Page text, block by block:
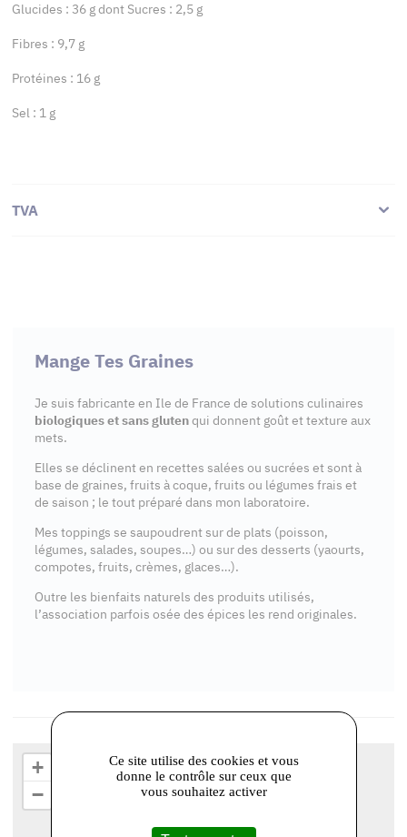
Glucides : 36 g dont Sucres : 2,5 g
Fibres : 9,7 g
Protéines : 16 g
Sel : 1 g
TVA
Mange Tes Graines
Je suis fabricante en Ile de France de solutions culinaires
biologiques et sans glutenqui donnent goût et texture aux
mets.
Elles se déclinent en recettes salées ou sucrées et sont à
base de graines, fruits à coque, fruits ou légumes frais et
de saison ; le tout préparé dans mon laboratoire.
Mes toppings se saupoudrent sur de plats (poisson,
légumes, salades, soupes…) ou sur des desserts (yaourts,
compotes, fruits, crèmes, glaces…).
Outre les bienfaits naturels des produits utilisés,
l’association parfois osée des épices les rend originales.
+
−
Ce site utilise des cookies et vous
donne le contrôle sur ceux que
vous souhaitez activer